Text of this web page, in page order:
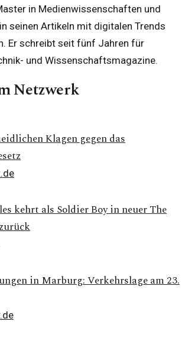
in Medienwissenschaften und
seinen Artikeln mit digitalen Trends
Er schreibt seit fünf Jahren für
und Wissenschaftsmagazine.
Netzwerk
Klagen gegen das
kehrt als Soldier Boy in neuer The
in Marburg: Verkehrslage am 23.